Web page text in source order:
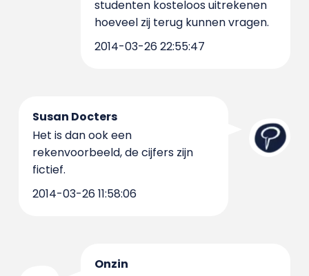
studenten kosteloos uitrekenen
hoeveel zij terug kunnen vragen.
2014-03-26 22:55:47
Susan Docters
Het is dan ook een
rekenvoorbeeld, de cijfers zijn
fictief.
2014-03-26 11:58:06
Onzin